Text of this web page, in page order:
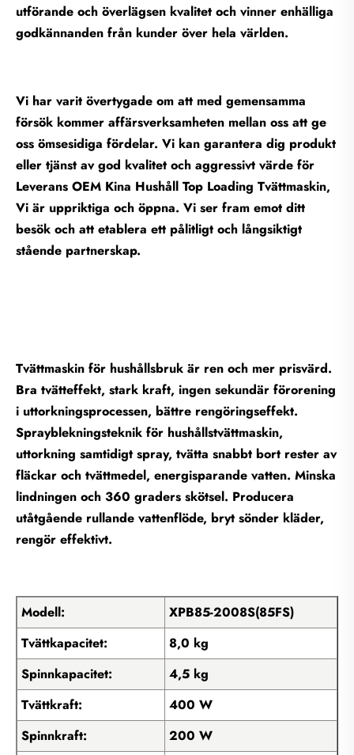
utförande och överlägsen kvalitet och vinner enhälliga
godkännanden från kunder över hela världen.
Vi har varit övertygade om att med gemensamma
försök kommer affärsverksamheten mellan oss att ge
oss ömsesidiga fördelar. Vi kan garantera dig produkt
eller tjänst av god kvalitet och aggressivt värde för
Leverans OEM Kina Hushåll Top Loading Tvättmaskin,
Vi är uppriktiga och öppna. Vi ser fram emot ditt
besök och att etablera ett pålitligt och långsiktigt
stående partnerskap.
Tvättmaskin för hushållsbruk är ren och mer prisvärd.
Bra tvätteffekt, stark kraft, ingen sekundär förorening
i uttorkningsprocessen, bättre rengöringseffekt.
Sprayblekningsteknik för hushållstvättmaskin,
uttorkning samtidigt spray, tvätta snabbt bort rester av
fläckar och tvättmedel, energisparande vatten. Minska
lindningen och 360 graders skötsel. Producera
utåtgående rullande vattenflöde, bryt sönder kläder,
rengör effektivt.
Modell:
XPB85-2008S(85FS)
Tvättkapacitet:
8,0 kg
Spinnkapacitet:
4,5 kg
Tvättkraft:
400 W
Spinnkraft:
200 W